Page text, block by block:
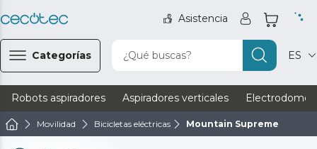
Asistencia
Categorías ¿Qué buscas? ES
Robots aspiradores Aspiradores verticales
Movilidad Bicicletas eléctricas Mountain Supreme